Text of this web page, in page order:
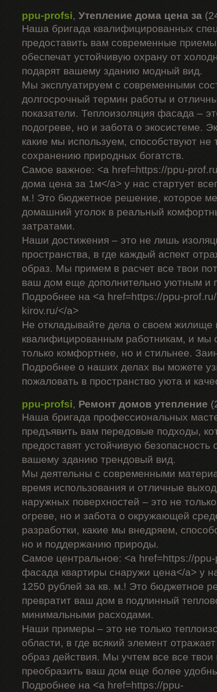
ppu-profsi, Утепление дома цена за
Наша бригада квалифицированных
предоставить вам современные
обеспечат устойчивую охрану от
подарят вашему зданию модный вид.
Мы эксплуатируем с современными
долгосрочный термин работы и
показатели. Теплоизоляция фасада –
подогреве, но и забота о экосистеме.
какие мы используем, способствуют не
сохранению природных богатств.
Самое важное: <a href=https://ppu-
дома цена за 1м</a> у нас стартует
м.! Это бюджетное решение, которое
домашний уголок в реальный
затратами.
Наши достижения – это не лишь
пространства, в где каждый аспект
образ. Мы примем в расчет все твои
ваш дом еще дополнительно уютным и
Подробнее на <a href=https://ppu-
kirov.ru/</a>
Не откладывайте дела о своем
квалифицированным работникам, и
только комфортнее, но и стильнее.
Подробнее о наших делах вы можете
пожаловать в пространство уюта и
ppu-profsi, Ремонт домов утепление
Наша бригада профессиональных
предъявить вам передовые подходы,
предоставят устойчивую безопасность
вашему зданию трендовый вид.
Мы деятельны с современными
время использования и отличные
наружных поверхностей – это не
огреве, но и забота о окружающей
разработки, какие мы внедряем,
но и поддержанию природы.
Самое центральное: <a href=https://
фасада квартиры снаружи цена</a> у
1250 рублей за кв. м.! Это бюджетное
превратит ваш дом в подлинный
минимальными расходами.
Наши примеры – это не только
области, в где всякий элемент
образ действия. Мы учтем все все
преобразить ваш дом еще более
Подробнее на <a href=https://ppu-